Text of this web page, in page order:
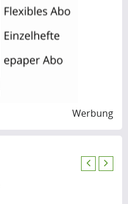
Werbung
P
N